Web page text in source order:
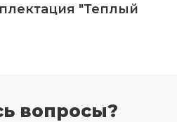
"Теплый
вопросы?